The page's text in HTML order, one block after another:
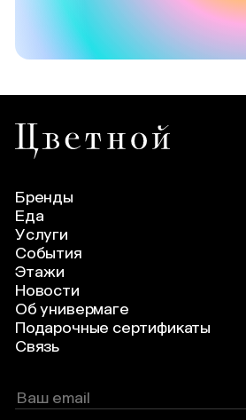
Бренды
Еда
Услуги
События
Этажи
Новости
Об универмаге
Подарочные сертификаты
Связь